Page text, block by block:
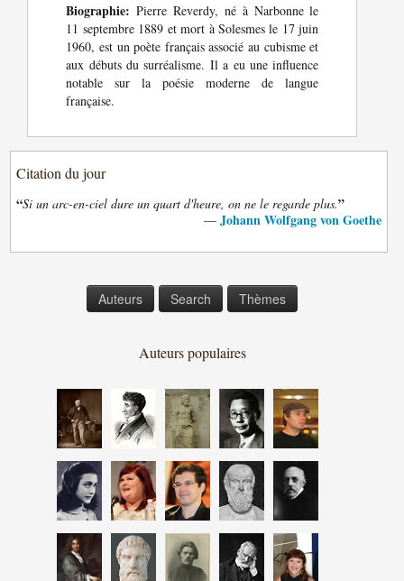
Biographie: Pierre Reverdy, né à Narbonne le
11 septembre 1889 et mort à Solesmes le 17 juin
1960, est un poète français associé au cubisme et
aux débuts du surréalisme. Il a eu une influence
notable sur la poésie moderne de langue
française.
Citation du jour
“Si un arc-en-ciel dure un quart d'heure, on ne le regarde plus.”
— Johann Wolfgang von Goethe
Auteurs Search Thèmes
Auteurs populaires